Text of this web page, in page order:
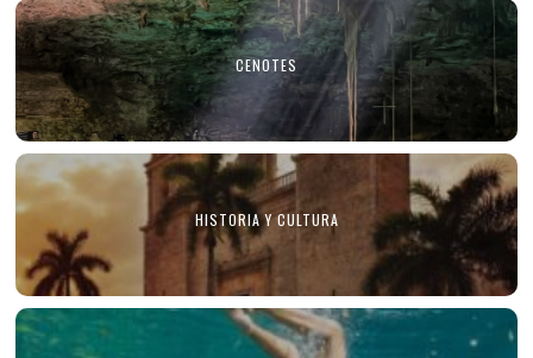
CENOTES
HISTORIA Y CULTURA